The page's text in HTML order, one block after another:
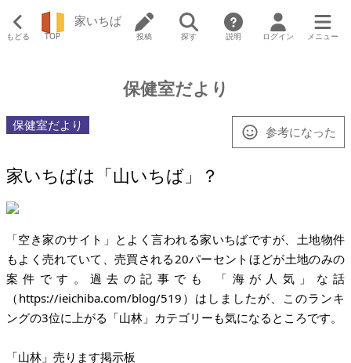
もどる TOP
家いちば
投稿 探す 説明 ログイン メニュー
保健室だより
保健室だより 参考になった
家いちばは「山いちば」？
「空き家のサイト」とよく言われる家いちばですが、土地物件
もよく売れていて、売買される20パーセントほどが土地のみの
案件です。過去の記事でも 「海が人気」な話
（ https://ieichiba.com/blog/519 ）はしましたが、このランキ
ングの3位に上がる「山林」カテゴリーも気になるところです。